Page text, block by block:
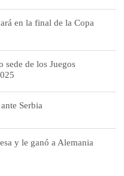
en la final de la Copa
sede de los Juegos
Serbia
y le ganó a Alemania